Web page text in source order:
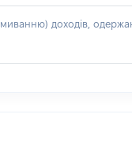
доходів,